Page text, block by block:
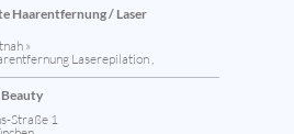
Haarentfernung / Laser
»
Laserepilation ,
Straße 1